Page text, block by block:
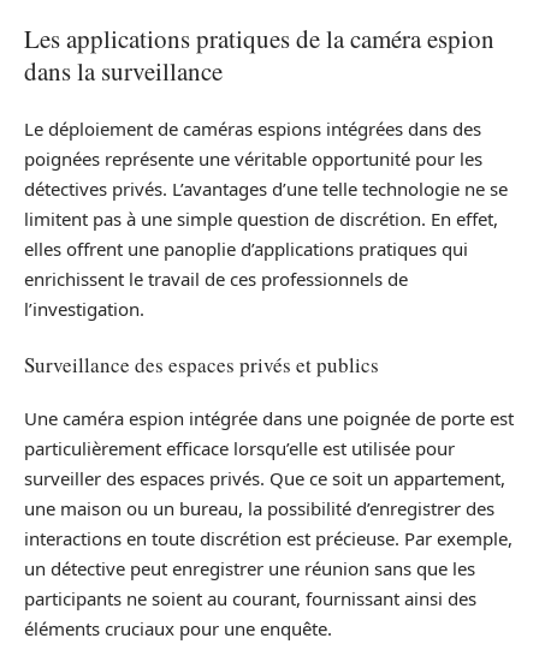
Les applications pratiques de la caméra espion
dans la surveillance
Le déploiement de caméras espions intégrées dans des
poignées représente une véritable opportunité pour les
détectives privés. L’avantages d’une telle technologie ne se
limitent pas à une simple question de discrétion. En effet,
elles offrent une panoplie d’applications pratiques qui
enrichissent le travail de ces professionnels de
l’investigation.
Surveillance des espaces privés et publics
Une caméra espion intégrée dans une poignée de porte est
particulièrement efficace lorsqu’elle est utilisée pour
surveiller des espaces privés. Que ce soit un appartement,
une maison ou un bureau, la possibilité d’enregistrer des
interactions en toute discrétion est précieuse. Par exemple,
un détective peut enregistrer une réunion sans que les
participants ne soient au courant, fournissant ainsi des
éléments cruciaux pour une enquête.